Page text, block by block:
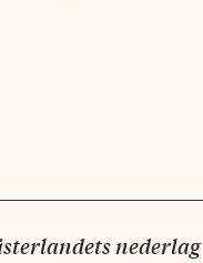
nederlag